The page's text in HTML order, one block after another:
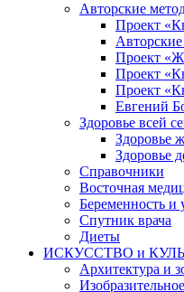
Авторские
Проект
Проект
Проект
Проект
Евгений
Здоровье всей
Здоровье
Здоровье
Справочники
Восточная
Беременность и
Спутник врача
Диеты
ИСКУССТВО и
Архитектура и